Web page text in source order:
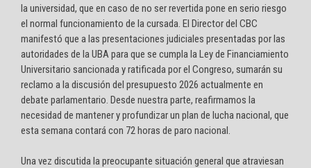
la universidad, que en caso de no ser revertida pone en serio riesgo
el normal funcionamiento de la cursada. El Director del CBC
manifestó que a las presentaciones judiciales presentadas por las
autoridades de la UBA para que se cumpla la Ley de Financiamiento
Universitario sancionada y ratificada por el Congreso, sumarán su
reclamo a la discusión del presupuesto 2026 actualmente en
debate parlamentario. Desde nuestra parte, reafirmamos la
necesidad de mantener y profundizar un plan de lucha nacional, que
esta semana contará con 72 horas de paro nacional.
Una vez discutida la preocupante situación general que atraviesan